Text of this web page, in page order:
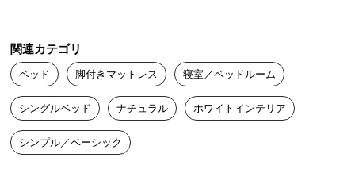
商
品
の
配
送
に
つ
関連カテゴリ
ベッド 脚付きマットレス 寝室／ベッドルーム
シングルベッド ナチュラル ホワイトインテリア
シンプル／ベーシック